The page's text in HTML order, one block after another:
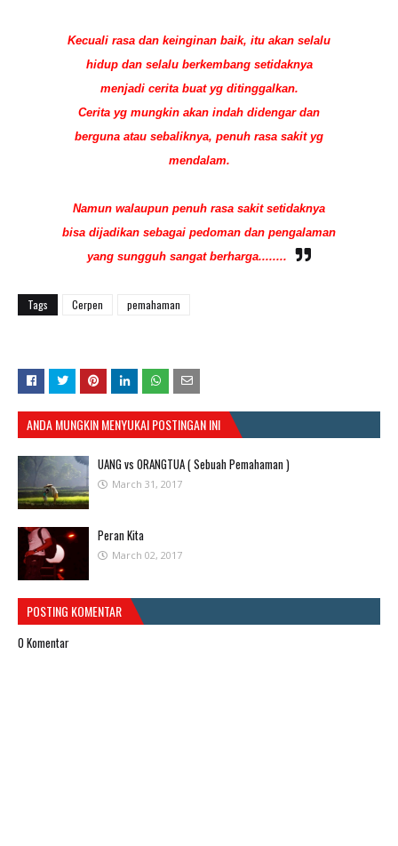
Kecuali rasa dan keinginan baik, itu akan selalu
hidup dan selalu berkembang setidaknya
menjadi cerita buat yg ditinggalkan.
Cerita yg mungkin akan indah didengar dan
berguna atau sebaliknya, penuh rasa sakit yg
mendalam.
Namun walaupun penuh rasa sakit setidaknya
bisa dijadikan sebagai pedoman dan pengalaman
yang sungguh sangat berharga........
Tags Cerpen pemahaman
ANDA MUNGKIN MENYUKAI POSTINGAN INI
UANG vs ORANGTUA ( Sebuah Pemahaman )
March 31, 2017
Peran Kita
March 02, 2017
POSTING KOMENTAR
0 Komentar